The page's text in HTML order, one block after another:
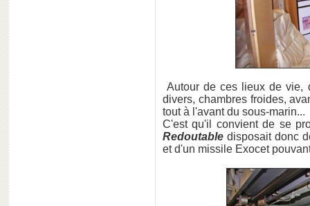
Autour de ces lieux de vie,
divers, chambres froides,
tout à l'avant du sous-marin...
C'est qu'il convient de se
Redoutable disposait donc
et d'un missile Exocet